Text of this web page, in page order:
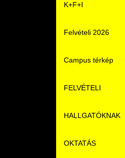
K+F+I
Felvételi 2026
Campus térkép
FELVÉTELI
Pontozási
Felvetteknek
HALLGATÓKNAK
Képzéseink
OKTATÁS